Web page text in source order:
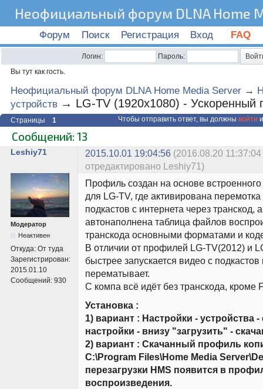
Неофициальный форум DLNA Home
Форум Поиск Регистрация Вход FAQ
Логин:
Пароль:
Вы тут как гость.
Неофициальный форум DLNA Home Media Server →
устройств → LG-TV (1920х1080) - Ускоренный
Страницы 1 Чтобы отправить ответ, вы должны войти
Сообщений: 13
Leshiy71 2015.10.01 19:04:56 (2016.08.20 11:37:04
отредактировано Leshiy71)
Модератор
Неактивен
Откуда: От туда
Зарегистрирован:
2015.01.10
Сообщений: 930
Профиль создан на основе
для LG-TV, где активирована
подкастов с интернета через транскод,
автонаполнена таблица файлов
транскода основными форматами и
В отличии от профилей LG-TV(2012) и
быстрее запускается видео с
перематывает.
С компа всё идёт без транскода, кроме
Установка :
1) вариант : Настройки - устройства
настройки - внизу "загрузить" -
2) вариант : Скачанный профиль
C:\Program Files\Home Media
перезагрузки HMS появится в
воспроизведения.